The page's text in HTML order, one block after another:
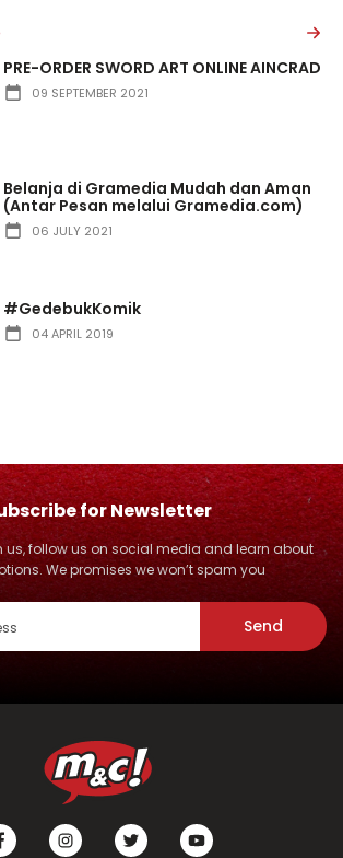
PRE-ORDER SWORD ART ONLINE AINCRAD
09 SEPTEMBER 2021
Belanja di Gramedia Mudah dan Aman
(Antar Pesan melalui Gramedia.com)
06 JULY 2021
#GedebukKomik
04 APRIL 2019
for Newsletter
us, follow us on social media and learn about
We promises we won’t spam you
Send